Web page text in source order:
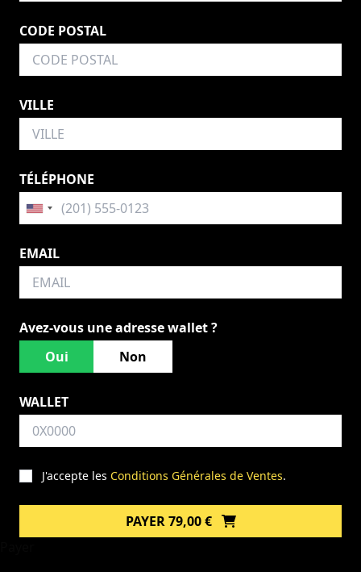
CODE POSTAL
VILLE
TÉLÉPHONE
EMAIL
Avez-vous une adresse wallet ?
Oui
Non
WALLET
J'accepte les Conditions Générales de Ventes.
PAYER 79,00 €